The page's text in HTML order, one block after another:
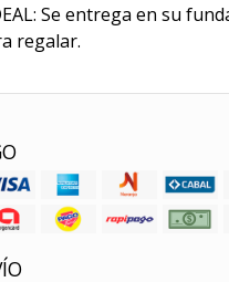
Se entrega en su
regalar.